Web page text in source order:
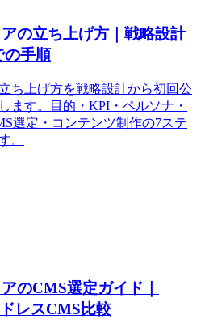
の立ち上げ方｜戦略設計
の手順
ち上げ方を戦略設計から初回公
ます。目的・KPI・ペルソナ・
選定・コンテンツ制作の7ステ
。
のCMS選定ガイド｜
レスCMS比較